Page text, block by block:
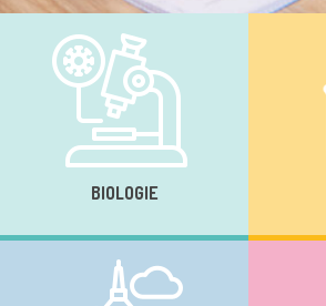
BIOLOGIE